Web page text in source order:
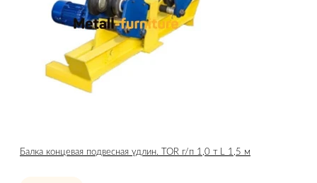
Балка концевая подвесная удлин. TOR г/п 1,0 т L 1,5 м